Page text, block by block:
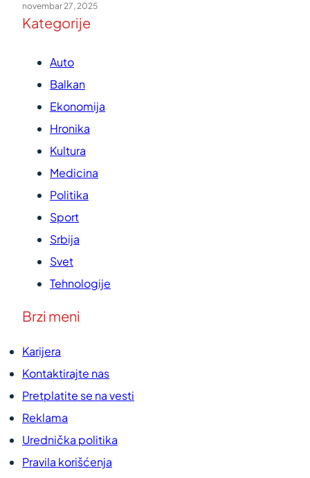
novembar 27, 2025
Kategorije
Auto
Balkan
Ekonomija
Hronika
Kultura
Medicina
Politika
Sport
Srbija
Svet
Tehnologije
Brzi meni
Karijera
Kontaktirajte nas
Pretplatite se na vesti
Reklama
Urednička politika
Pravila korišćenja